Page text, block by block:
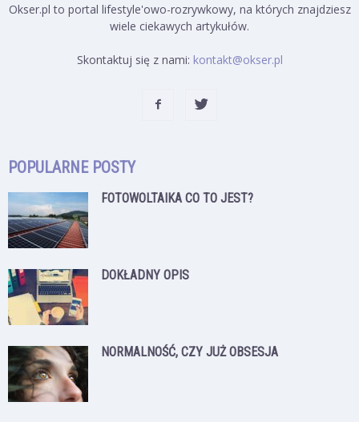
Okser.pl to portal lifestyle'owo-rozrywkowy, na których znajdziesz
wiele ciekawych artykułów.
Skontaktuj się z nami: kontakt@okser.pl
POPULARNE POSTY
FOTOWOLTAIKA CO TO JEST?
DOKŁADNY OPIS
NORMALNOŚĆ, CZY JUŻ OBSESJA